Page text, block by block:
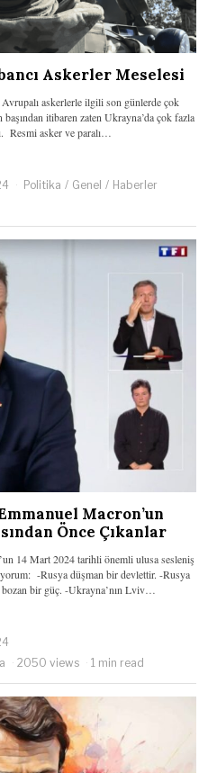
Askerler Meselesi
Avrupalı askerlerle ilgili son günlerde çok
başından itibaren zaten Ukrayna’da çok fazla
Resmi asker ve paralı…
Politika / Genel / Haberler
Macron’un
Önce Çıkanlar
14 Mart 2024 tarihli önemli ulusa sesleniş
-Rusya düşman bir devlettir. -Rusya
bir güç. -Ukrayna’nın Lviv…
2050 views 1 min read